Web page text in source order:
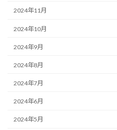
2024年11月
2024年10月
2024年9月
2024年8月
2024年7月
2024年6月
2024年5月